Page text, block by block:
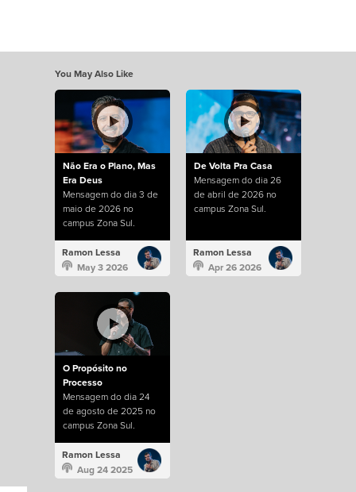
You May Also Like
Não Era o Plano, Mas
Era Deus
Mensagem do dia 3 de
maio de 2026 no
campus Zona Sul.
Ramon Lessa
May 3 2026
De Volta Pra Casa
Mensagem do dia 26
de abril de 2026 no
campus Zona Sul.
Ramon Lessa
Apr 26 2026
O Propósito no
Processo
Mensagem do dia 24
de agosto de 2025 no
campus Zona Sul.
Ramon Lessa
Aug 24 2025